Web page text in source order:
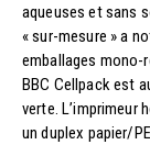
aqueuses et sans
« sur-mesure » a
emballages mono-
BBC Cellpack est
verte. L’imprimeur
un duplex papier/